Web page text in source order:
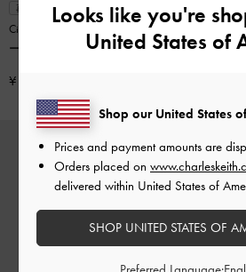
再入荷
Ciara シアラ デニムルーシュドホ
ーボーバッグ
-デニムブルー
¥ 13,900
再入荷
ット
Looks like you're
United States of
Shop our United States
Prices and payment amounts are
Orders placed on
delivered within United States of
SHOP UNITED STATES OF